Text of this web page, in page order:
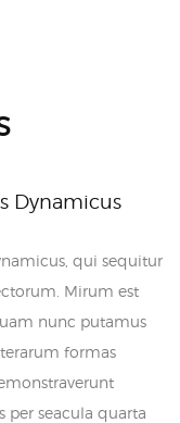
Dynamicus
qui sequitur
Mirum est
nunc putamus
formas
per seacula quarta